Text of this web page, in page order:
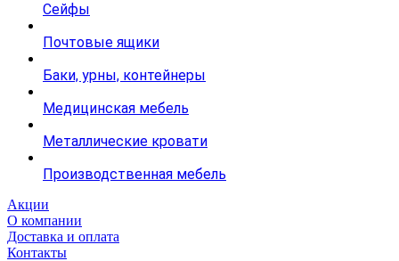
Сейфы
Почтовые ящики
Баки, урны, контейнеры
Медицинская мебель
Металлические кровати
Производственная мебель
Акции
О компании
Доставка и оплата
Контакты